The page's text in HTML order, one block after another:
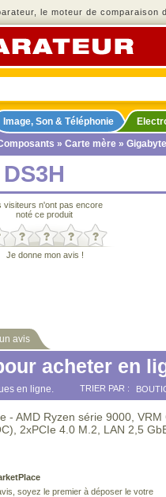
le moteur de comparaison
Image, Son & Téléphonie
» Carte mère »
visiteurs n'ont pas encore
noté ce produit
Je donne mon avis !
avis
acheter en
en ligne. TRIER PAR :
- AMD Ryzen série 9000, VRM
2xPCIe 4.0 M.2, LAN 2,5
soyez le premier à déposer le votre